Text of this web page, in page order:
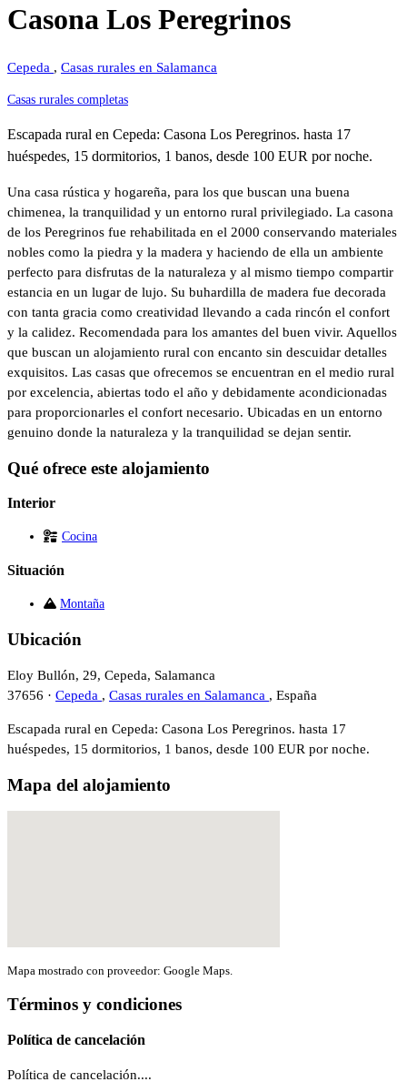
Casona Los Peregrinos
Cepeda , Casas rurales en Salamanca
Casas rurales completas
Escapada rural en Cepeda: Casona Los Peregrinos. hasta 17
huéspedes, 15 dormitorios, 1 banos, desde 100 EUR por noche.
Una casa rústica y hogareña, para los que buscan una buena
chimenea, la tranquilidad y un entorno rural privilegiado. La casona
de los Peregrinos fue rehabilitada en el 2000 conservando materiales
nobles como la piedra y la madera y haciendo de ella un ambiente
perfecto para disfrutas de la naturaleza y al mismo tiempo compartir
estancia en un lugar de lujo. Su buhardilla de madera fue decorada
con tanta gracia como creatividad llevando a cada rincón el confort
y la calidez. Recomendada para los amantes del buen vivir. Aquellos
que buscan un alojamiento rural con encanto sin descuidar detalles
exquisitos. Las casas que ofrecemos se encuentran en el medio rural
por excelencia, abiertas todo el año y debidamente acondicionadas
para proporcionarles el confort necesario. Ubicadas en un entorno
genuino donde la naturaleza y la tranquilidad se dejan sentir.
Qué ofrece este alojamiento
Interior
Cocina
Situación
Montaña
Ubicación
Eloy Bullón, 29, Cepeda, Salamanca
37656 · Cepeda , Casas rurales en Salamanca , España
Escapada rural en Cepeda: Casona Los Peregrinos. hasta 17
huéspedes, 15 dormitorios, 1 banos, desde 100 EUR por noche.
Mapa del alojamiento
Mapa mostrado con proveedor: Google Maps.
Términos y condiciones
Política de cancelación
Política de cancelación....